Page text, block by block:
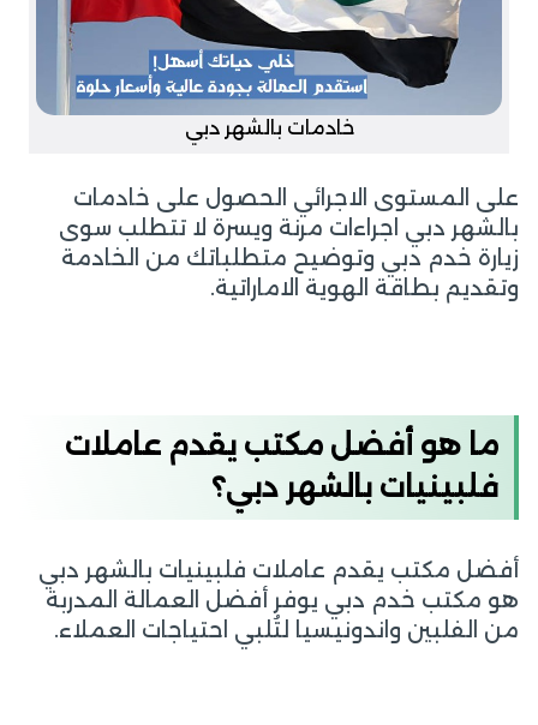
خادمات بالشهر دبي
على المستوى الاجرائي الحصول على خادمات
بالشهر دبي اجراءات مرنة ويسرة لا تتطلب سوى
زيارة خدم دبي وتوضيح متطلباتك من الخادمة
وتقديم بطاقة الهوية الاماراتية.
ما هو أفضل مكتب يقدم عاملات
فلبينيات بالشهر دبي؟
أفضل مكتب يقدم عاملات فلبينيات بالشهر دبي
هو مكتب خدم دبي يوفر أفضل العمالة المدربة
من الفلبين واندونيسيا لتُلبي احتياجات العملاء.